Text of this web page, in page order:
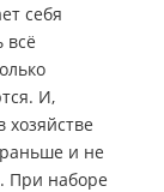
себя
всё
И,
раньше и не
При наборе